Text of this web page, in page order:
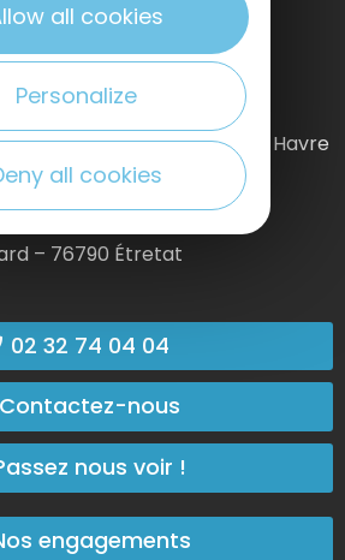
Tourisme
– BP 649 – 76059 Le Havre
d’Etretat
– 76790 Étretat
02 32 74 04 04
Contactez-nous
nous voir !
engagements
all cookies
Personalize
all cookies